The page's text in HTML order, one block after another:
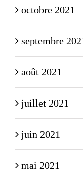
octobre 2021
septembre
août 2021
juillet 2021
juin 2021
mai 2021